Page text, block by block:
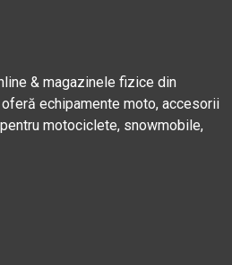
& magazinele fizice din
echipamente moto, accesorii
motociclete, snowmobile,